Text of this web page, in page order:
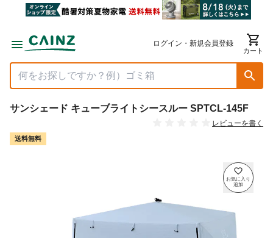
ログイン・新規会員登録
カート
サンシェード キューブライトシースルー SPTCL-145F
レビューを書く
送料無料